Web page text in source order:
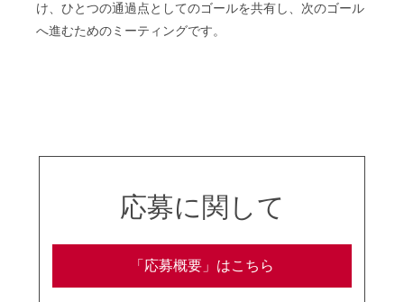
け、ひとつの通過点としてのゴールを共有し、次のゴール
へ進むためのミーティングです。
応募に関して
「応募概要」はこちら